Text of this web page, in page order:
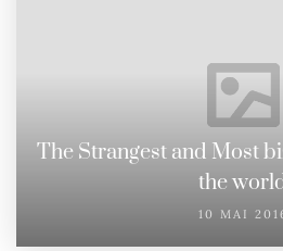
The Strangest and Most
the
10 MAI